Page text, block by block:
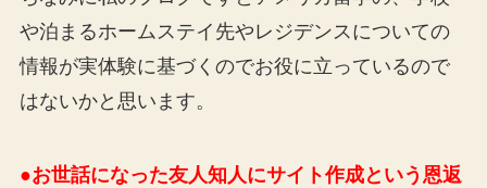
や泊まるホームステイ先やレジデンスについての
情報が実体験に基づくのでお役に立っているので
はないかと思います。
●お世話になった友人知人にサイト作成という恩返